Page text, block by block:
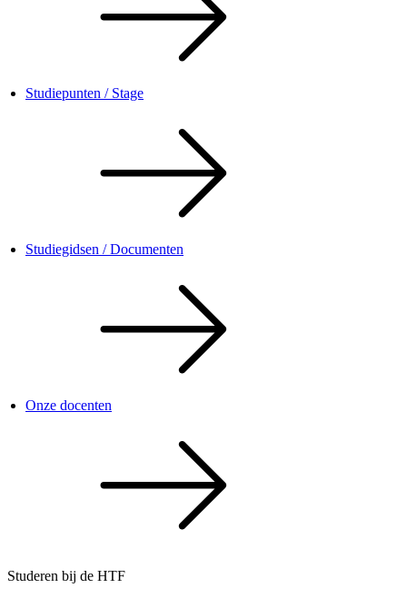
Studiepunten / Stage
Studiegidsen / Documenten
Onze docenten
Studeren bij de HTF